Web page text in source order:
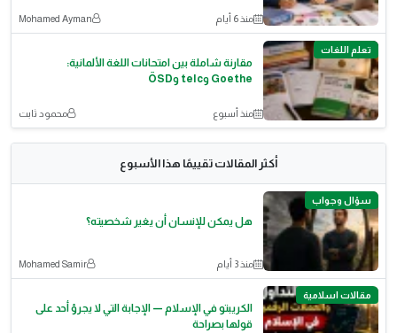
منذ 6 أيام Mohamed Ayman
تعلم اللغات
مقارنة شاملة بين امتحانات اللغة الألمانية:
Goethe وtelc وÖSD
منذ أسبوع محمود ثابت
أكثر المقالات تقييمًا هذا الأسبوع
سؤال وجواب
هل يمكن للإنسان أن يغير شخصيته؟
منذ 3 أيام Mohamed Samir
مقالات اسلامية
الكريبتو في الإسلام — الإجابة التي لا يجرؤ أحد على
قولها بصراحة